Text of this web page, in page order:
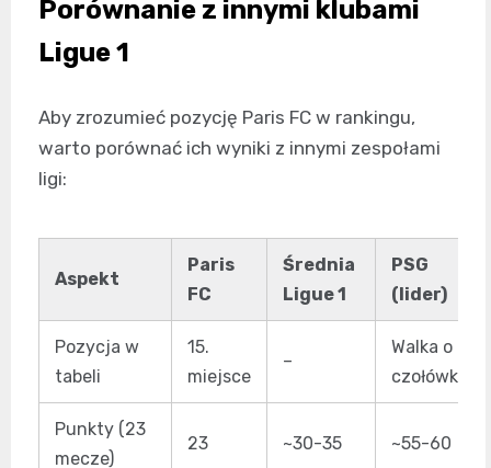
Porównanie z innymi klubami
Ligue 1
Aby zrozumieć pozycję Paris FC w rankingu,
warto porównać ich wyniki z innymi zespołami
ligi:
Aspekt
Paris
FC
Średnia
Ligue 1
PSG
(lider)
Pozycja w
tabeli
15.
miejsce
–
Walka o
czołówkę
Punkty (23
mecze)
23 ~30-35 ~55-60